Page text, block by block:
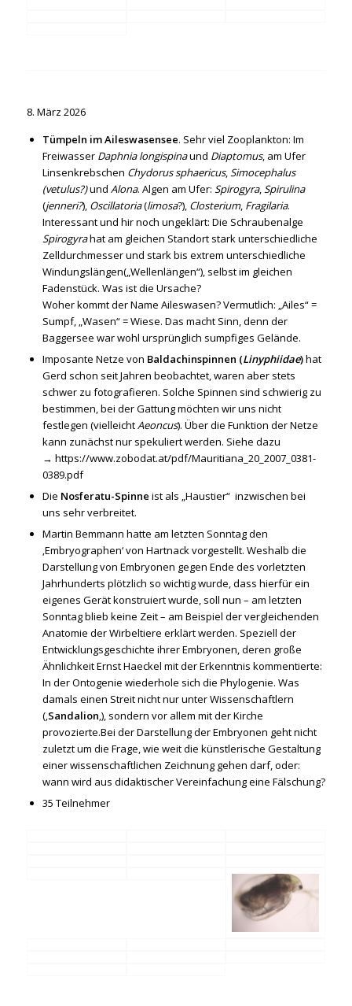
8. März 2026
Tümpeln im Aileswasensee. Sehr viel Zooplankton: Im
Freiwasser Daphnia longispinaund Diaptomus, am Ufer
Linsenkrebschen Chydorus sphaericus,Simocephalus
(vetulus?)und Alona. Algen am Ufer: Spirogyra,Spirulina
(jenneri?), Oscillatoria(limosa?), Closterium, Fragilaria.
Interessant und hir noch ungeklärt: Die Schraubenalge
Spirogyrahat am gleichen Standort stark unterschiedliche
Zelldurchmesser und stark bis extrem unterschiedliche
Windungslängen(„Wellenlängen“), selbst im gleichen
Fadenstück. Was ist die Ursache?
Woher kommt der Name Aileswasen? Vermutlich: „Ailes“ =
Sumpf, „Wasen“ = Wiese. Das macht Sinn, denn der
Baggersee war wohl ursprünglich sumpfiges Gelände.
Imposante Netze von Baldachinspinnen (Linyphiidae)hat
Gerd schon seit Jahren beobachtet, waren aber stets
schwer zu fotografieren. Solche Spinnen sind schwierig zu
bestimmen, bei der Gattung möchten wir uns nicht
festlegen (vielleichtAeoncus). Über die Funktion der Netze
kann zunächst nur spekuliert werden. Siehe dazu
→ https://www.zobodat.at/pdf/Mauritiana_20_2007_0381-
0389.pdf
Die Nosferatu-Spinne ist als „Haustier“ inzwischen bei
uns sehr verbreitet.
Martin Bemmann hatte am letzten Sonntag den
‚Embryographen‘ von Hartnack vorgestellt. Weshalb die
Darstellung von Embryonen gegen Ende des vorletzten
Jahrhunderts plötzlich so wichtig wurde, dass hierfür ein
eigenes Gerät konstruiert wurde, soll nun – am letzten
Sonntag blieb keine Zeit – am Beispiel der vergleichenden
Anatomie der Wirbeltiere erklärt werden. Speziell der
Entwicklungsgeschichte ihrer Embryonen, deren große
Ähnlichkeit Ernst Haeckel mit der Erkenntnis kommentierte:
In der Ontogenie wiederhole sich die Phylogenie. Was
damals einen Streit nicht nur unter Wissenschaftlern
(‚Sandalion‚), sondern vor allem mit der Kirche
provozierte.Bei der Darstellung der Embryonen geht nicht
zuletzt um die Frage, wie weit die künstlerische Gestaltung
einer wissenschaftlichen Zeichnung gehen darf, oder:
wann wird aus didaktischer Vereinfachung eine Fälschung?
35 Teilnehmer